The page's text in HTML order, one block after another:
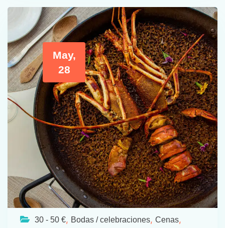
May,
28
30 - 50 €, Bodas / celebraciones, Cenas,